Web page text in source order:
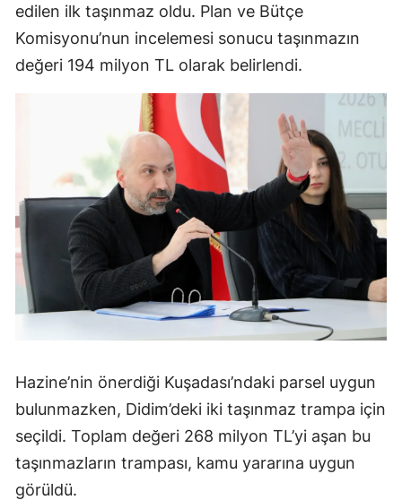
edilen ilk taşınmaz oldu. Plan ve Bütçe
Komisyonu’nun incelemesi sonucu taşınmazın
değeri 194 milyon TL olarak belirlendi.
Hazine’nin önerdiği Kuşadası’ndaki parsel uygun
bulunmazken, Didim’deki iki taşınmaz trampa için
seçildi. Toplam değeri 268 milyon TL’yi aşan bu
taşınmazların trampası, kamu yararına uygun
görüldü.